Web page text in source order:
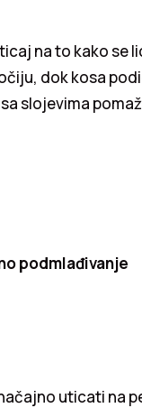
na to kako se
dok kosa
slojevima
podmlađivanje
uticati na